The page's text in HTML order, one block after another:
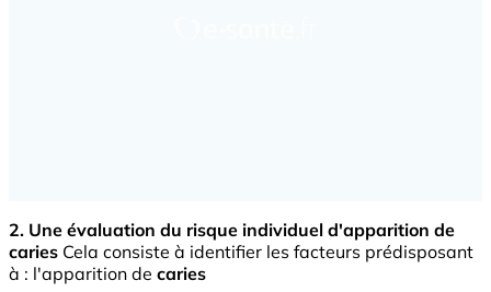
2. Une évaluation du risque individuel d'apparition de
caries Cela consiste à identifier les facteurs prédisposant
à : l'apparition de caries